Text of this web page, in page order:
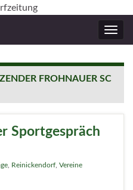
FROHNAUER SC
Sportgespräch
Reinickendorf Vereine